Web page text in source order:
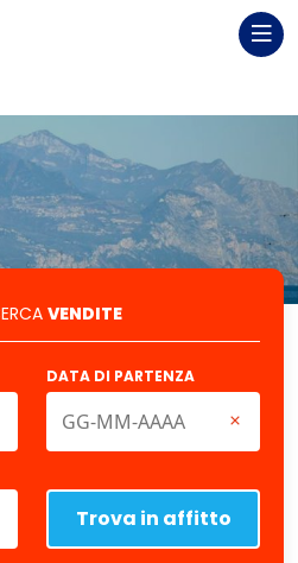
VENDITE
DATA DI PARTENZA
Trova in affitto